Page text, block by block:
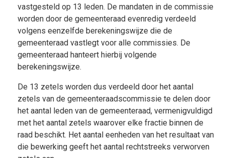
vastgesteld op 13 leden. De mandaten in de commissie
worden door de gemeenteraad evenredig verdeeld
volgens eenzelfde berekeningswijze die de
gemeenteraad vastlegt voor alle commissies. De
gemeenteraad hanteert hierbij volgende
berekeningswijze.
De 13 zetels worden dus verdeeld door het aantal
zetels van de gemeenteraadscommissie te delen door
het aantal leden van de gemeenteraad, vermenigvuldigd
met het aantal zetels waarover elke fractie binnen de
raad beschikt. Het aantal eenheden van het resultaat van
die bewerking geeft het aantal rechtstreeks verworven